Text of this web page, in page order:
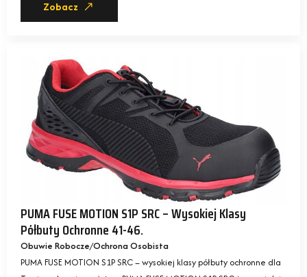
Zobacz
PUMA FUSE MOTION S1P SRC – Wysokiej Klasy
Półbuty Ochronne 41-46.
Obuwie Robocze Ochrona Osobista
PUMA FUSE MOTION S1P SRC – wysokiej klasy półbuty ochronne dla